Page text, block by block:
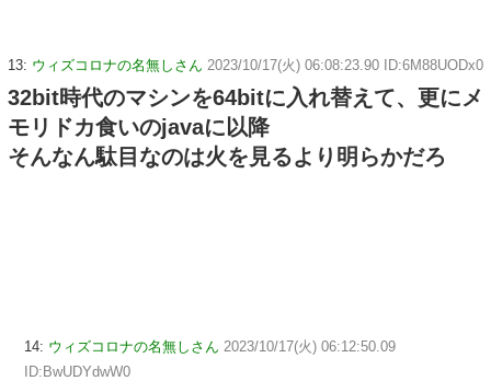
13: ウィズコロナの名無しさん 2023/10/17(火) 06:08:23.90 ID:6M88UODx0
32bit時代のマシンを64bitに入れ替えて、更にメ
モリドカ食いのjavaに以降
そんなん駄目なのは火を見るより明らかだろ
14: ウィズコロナの名無しさん 2023/10/17(火) 06:12:50.09
ID:BwUDYdwW0